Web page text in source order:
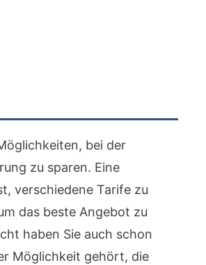
bei der
zu sparen. Eine
verschiedene Tarife zu
das beste Angebot zu
haben Sie auch schon
Möglichkeit gehört, die